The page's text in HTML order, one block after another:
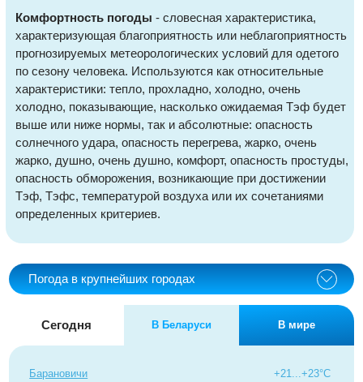
Комфортность погоды - словесная характеристика,
характеризующая благоприятность или неблагоприятность
прогнозируемых метеорологических условий для одетого
по сезону человека. Используются как относительные
характеристики: тепло, прохладно, холодно, очень
холодно, показывающие, насколько ожидаемая Тэф будет
выше или ниже нормы, так и абсолютные: опасность
солнечного удара, опасность перегрева, жарко, очень
жарко, душно, очень душно, комфорт, опасность простуды,
опасность обморожения, возникающие при достижении
Тэф, Тэфс, температурой воздуха или их сочетаниями
определенных критериев.
Погода в крупнейших городах
Сегодня В Беларуси В мире
Барановичи
+21...+23°C